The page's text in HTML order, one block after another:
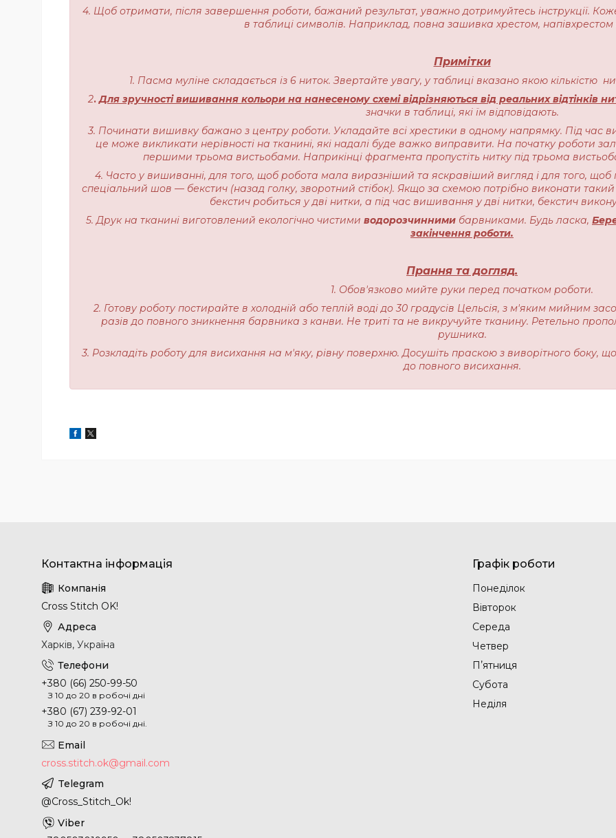
4. Щоб отримати, після завершення роботи, бажаний результат, уважно дотримуйтесь інструкції.
в таблиці символів. Наприклад, повна зашивка хрестом, напівхрестом
Примітки
1. Пасма муліне складається із 6 ниток. Звертайте увагу, у таблиці вказано якою кількістю
2.Для зручності вишивання кольори на нанесеному схемі відрізняються від реальних відтінків
значки в таблиці, які їм відповідають.
3. Починати вишивку бажано з центру роботи. Укладайте всі хрестики в одному напрямку. Під час
це може викликати нерівності на тканині, які надалі буде важко виправити. На початку роботи
першими трьома вистьобами. Наприкінці фрагмента пропустіть нитку під трьома
4. Часто у вишиванні, для того, щоб робота мала виразніший та яскравіший вигляд і для того, щоб
спеціальний шов — бекстич (назад голку, зворотний стібок). Якщо за схемою потрібно виконати
бекстич робиться у дві нитки, а під час вишивання у дві нитки, бекстич
5. Друк на тканині виготовлений екологічно чистими водорозчинними барвниками. Будь ласка,
закінчення роботи.
Прання та догляд.
1. Обов'язково мийте руки перед початком роботи.
2. Готову роботу постирайте в холодній або теплій воді до 30 градусів Цельсія, з м'яким мийним
разів до повного зникнення барвника з канви. Не триті та не викручуйте тканину. Ретельно
рушника.
3. Розкладіть роботу для висихання на м'яку, рівну поверхню. Досушіть праскою з виворітного боку,
до повного висихання.
Cross Stitch OK!
Харків, Україна
+380 (66) 250-99-50
З 10 до 20 в робочі дні
+380 (67) 239-92-01
З 10 до 20 в робочі дні.
cross.stitch.ok@gmail.com
@Cross_Stitch_Ok!
Графік роботи
Понеділок
Вівторок
Середа
Четвер
Пʼятниця
Субота
Неділя